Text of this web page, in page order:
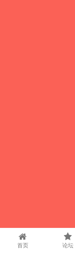
首页 论坛